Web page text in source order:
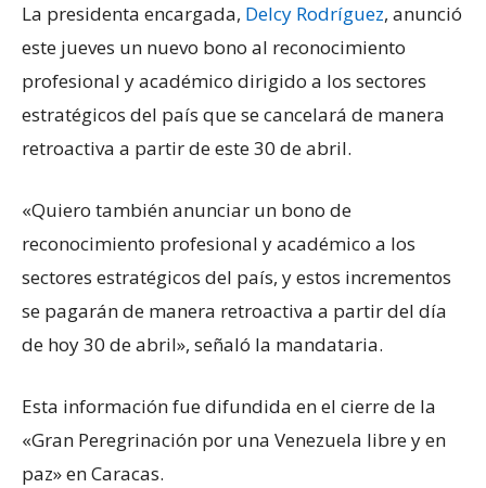
La presidenta encargada, Delcy Rodríguez, anunció
este jueves un nuevo bono al reconocimiento
profesional y académico dirigido a los sectores
estratégicos del país que se cancelará de manera
retroactiva a partir de este 30 de abril.
«Quiero también anunciar un bono de
reconocimiento profesional y académico a los
sectores estratégicos del país, y estos incrementos
se pagarán de manera retroactiva a partir del día
de hoy 30 de abril», señaló la mandataria.
Esta información fue difundida en el cierre de la
«Gran Peregrinación por una Venezuela libre y en
paz» en Caracas.